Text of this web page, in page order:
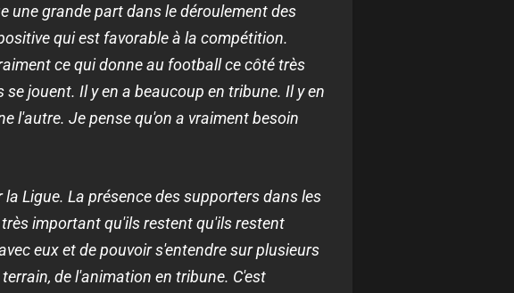
une grande part dans le déroulement des
qui est favorable à la compétition.
ce qui donne au football ce côté très
jouent. Il y en a beaucoup en tribune. Il y en
l'autre. Je pense qu'on a vraiment besoin
Ligue. La présence des supporters dans les
important qu'ils restent qu'ils restent
eux et de pouvoir s'entendre sur plusieurs
de l'animation en tribune. C'est